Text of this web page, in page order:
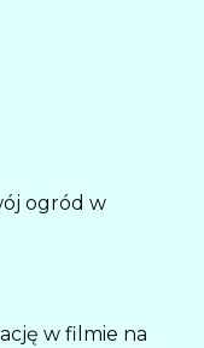
ogród w
w filmie na